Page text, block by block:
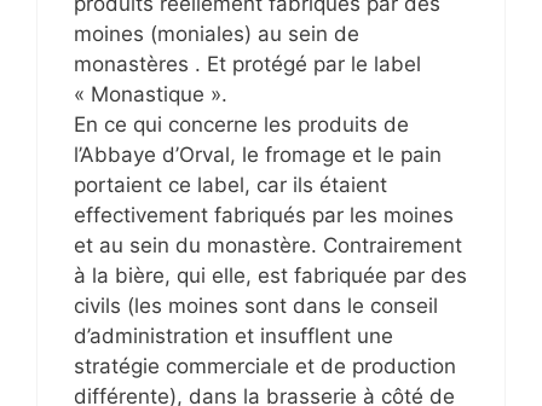
moines (moniales) au sein de
monastères . Et protégé par le label
« Monastique ».
En ce qui concerne les produits de
l’Abbaye d’Orval, le fromage et le pain
portaient ce label, car ils étaient
effectivement fabriqués par les moines
et au sein du monastère. Contrairement
à la bière, qui elle, est fabriquée par des
civils (les moines sont dans le conseil
d’administration et insufflent une
stratégie commerciale et de production
différente), dans la brasserie à côté de